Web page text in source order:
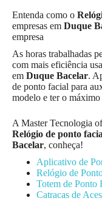
Entenda como o
empresas em Duque
empresa
As horas trabalhadas
com mais eficiência
em Duque Bacelar.
de ponto facial para
modelo e ter o
A Master Tecnologia
Relógio de ponto
Bacelar, conheça!
Aplicativo de
Relógio de
Totem de Ponto
Catracas de